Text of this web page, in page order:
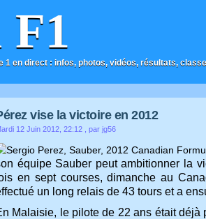
F1
1 en direct : infos, photos, vidéos, résultats,
vise la victoire en 2012
12 Juin 2012, 22:12 , par jg56
équipe Sauber peut ambitionner la
en sept courses, dimanche au
un long relais de 43 tours et a
Malaisie, le pilote de 22 ans était